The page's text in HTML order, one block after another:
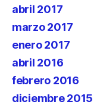
abril 2017
marzo 2017
enero 2017
abril 2016
febrero 2016
diciembre 2015